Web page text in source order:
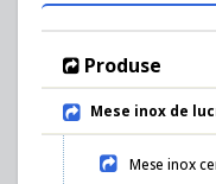
Produse
Mese inox de
Mese inox